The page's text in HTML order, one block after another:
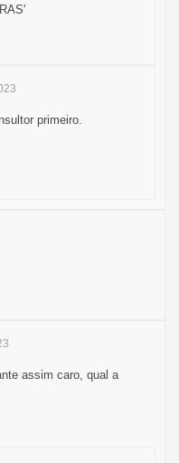
primeiro.
assim caro, qual a